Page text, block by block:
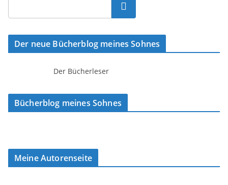
Suchen
Der neue Bücherblog meines Sohnes
Der Bücherleser
Bücherblog meines Sohnes
Meine Autorenseite